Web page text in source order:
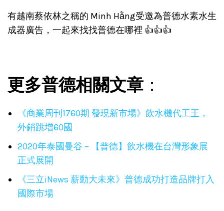
有越南蔡依林之稱的 Minh Hằng受邀為普德水素水生
成器廣告，一起來找找普德在哪裡 👍👍👍
更多普德相關文章 ：
《商業周刊1760期 發現新市場》飲水機代工王，
外銷跳增60國
2020年泰國曼谷 – 【普德】飲水機在台灣形象展
正式展開
《三立iNews 薪動大未來》普德成功打造品牌打入
國際市場